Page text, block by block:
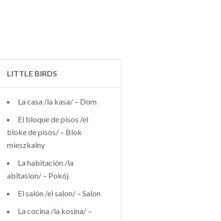
LITTLE BIRDS
La casa /la kasa/ – Dom
El bloque de pisos /el
bloke de pisos/ – Blok
mieszkalny
La habitación /la
abitasion/ – Pokój
El salón /el salon/ – Salon
La cocina /la kosina/ –